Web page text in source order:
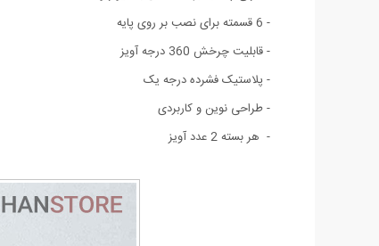
- 6 قسمته برای نصب بر روی پایه
- قابلیت چرخش 360 درجه آویز
- پلاستیک فشرده درجه یک
- طراحی نوین و کاربردی
- هر بسته 2 عدد آویز